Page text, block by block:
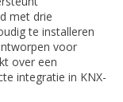
met drie
te installeren
voor
over een
integratie in KNX-